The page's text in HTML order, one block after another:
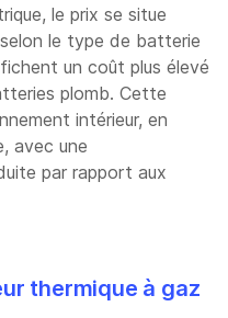
le prix se situe
le type de batterie
un coût plus élevé
plomb. Cette
intérieur, en
avec une
par rapport aux
thermique à gaz